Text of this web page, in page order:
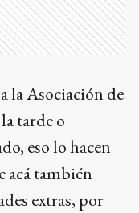
la Asociación de
tarde o
eso lo hacen
acá también
extras, por